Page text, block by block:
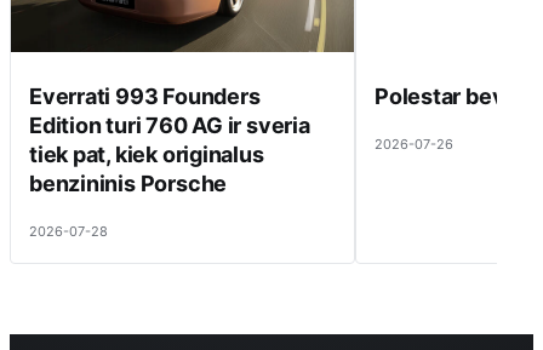
Everrati 993 Founders
Edition turi 760 AG ir sveria
tiek pat, kiek originalus
benzininis Porsche
2026-07-28
Polestar beveik
2026-07-26